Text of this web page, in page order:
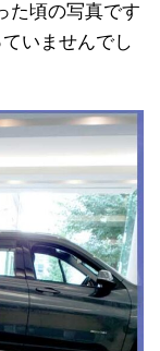
た頃の写真です
いませんでし